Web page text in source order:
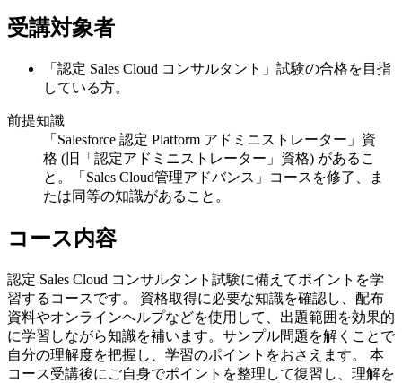
受講対象者
「認定 Sales Cloud コンサルタント」試験の合格を目指
している方。
前提知識
「Salesforce 認定 Platform アドミニストレーター」資
格 (旧「認定アドミニストレーター」資格) があるこ
と。「Sales Cloud管理アドバンス」コースを修了、ま
たは同等の知識があること。
コース内容
認定 Sales Cloud コンサルタント試験に備えてポイントを学
習するコースです。 資格取得に必要な知識を確認し、配布
資料やオンラインヘルプなどを使用して、出題範囲を効果的
に学習しながら知識を補います。サンプル問題を解くことで
自分の理解度を把握し、学習のポイントをおさえます。 本
コース受講後にご自身でポイントを整理して復習し、理解を